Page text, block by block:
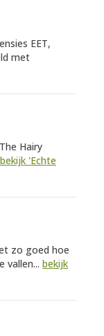
EET,
met
Hairy
bekijk 'Echte
zo goed hoe
vallen... bekijk